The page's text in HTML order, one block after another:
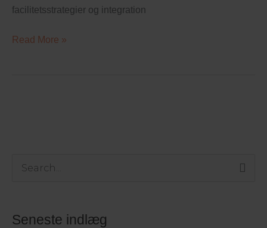
facilitetsstrategier og integration
Read More »
Seneste indlæg